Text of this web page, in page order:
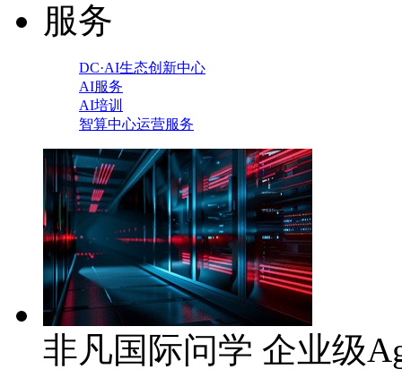
服务
DC·AI生态创新中心
AI服务
AI培训
智算中心运营服务
非凡国际问学 企业级